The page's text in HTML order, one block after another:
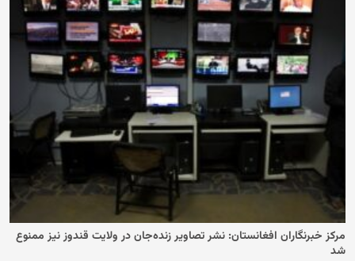
مرکز خبرنگاران افغانستان: نشر تصاویر زنده‌جان در ولایت قندوز نیز ممنوع
شد